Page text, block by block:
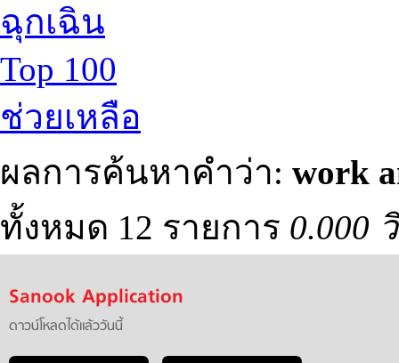
ฉุกเฉิน
Top 100
ช่วยเหลือ
ผลการค้นหาคำว่า: work
ทั้งหมด 12 รายการ 0.000
Sanook Application
ดาวน์โหลดได้แล้ววันนี้